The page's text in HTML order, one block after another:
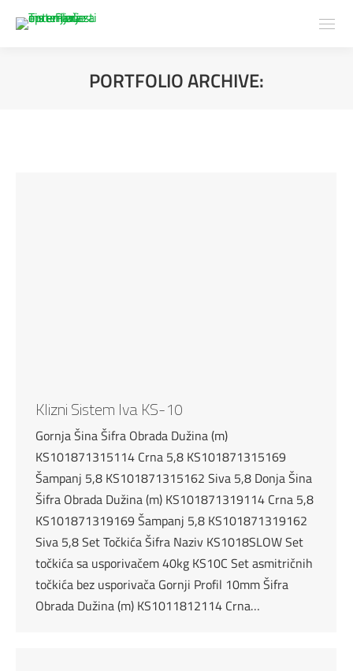
PORTFOLIO ARCHIVE:
Klizni Sistem Iva KS-10
Gornja Šina Šifra Obrada Dužina (m)
KS101871315114 Crna 5,8 KS101871315169
Šampanj 5,8 KS101871315162 Siva 5,8 Donja Šina
Šifra Obrada Dužina (m) KS101871319114 Crna 5,8
KS101871319169 Šampanj 5,8 KS101871319162
Siva 5,8 Set Točkića Šifra Naziv KS1018SLOW Set
točkića sa usporivačem 40kg KS10C Set asmitričnih
točkića bez usporivača Gornji Profil 10mm Šifra
Obrada Dužina (m) KS1011812114 Crna…